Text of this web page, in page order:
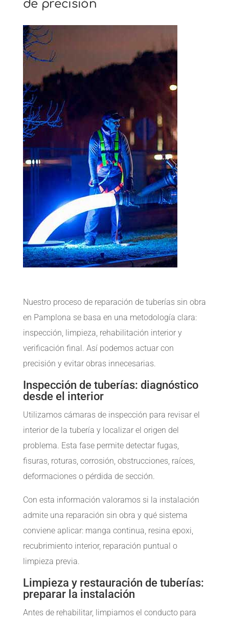
de precisión
Nuestro proceso de reparación de tuberías sin obra
en Pamplona se basa en una metodología clara:
inspección, limpieza, rehabilitación interior y
verificación final. Así podemos actuar con
precisión y evitar obras innecesarias.
Inspección de tuberías: diagnóstico
desde el interior
Utilizamos cámaras de inspección para revisar el
interior de la tubería y localizar el origen del
problema. Esta fase permite detectar fugas,
fisuras, roturas, corrosión, obstrucciones, raíces,
deformaciones o pérdida de sección.
Con esta información valoramos si la instalación
admite una reparación sin obra y qué sistema
conviene aplicar: manga continua, resina epoxi,
recubrimiento interior, reparación puntual o
limpieza previa.
Limpieza y restauración de tuberías:
preparar la instalación
Antes de rehabilitar, limpiamos el conducto para